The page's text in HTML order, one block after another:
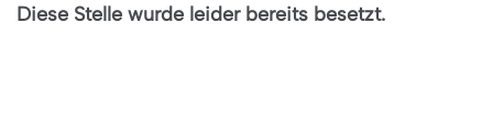
Diese Stelle wurde leider bereits besetzt.